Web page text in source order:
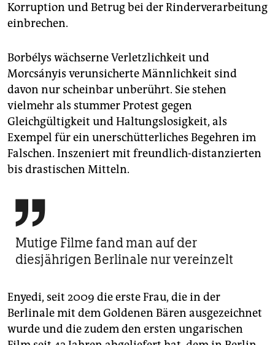
Korruption und Betrug bei der Rinderverarbeitung
einbrechen.
Borbélys wächserne Verletzlichkeit und
Morcsányis verunsicherte Männlichkeit sind
davon nur scheinbar unberührt. Sie stehen
vielmehr als stummer Protest gegen
Gleichgültigkeit und Haltungslosigkeit, als
Exempel für ein unerschütterliches Begehren im
Falschen. Inszeniert mit freundlich-distanzierten
bis drastischen Mitteln.

Mutige Filme fand man auf der
diesjährigen Berlinale nur vereinzelt
Enyedi, seit 2009 die erste Frau, die in der
Berlinale mit dem Goldenen Bären ausgezeichnet
wurde und die zudem den ersten ungarischen